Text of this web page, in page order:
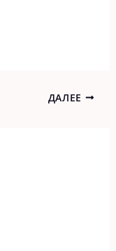
ДАЛЕЕ